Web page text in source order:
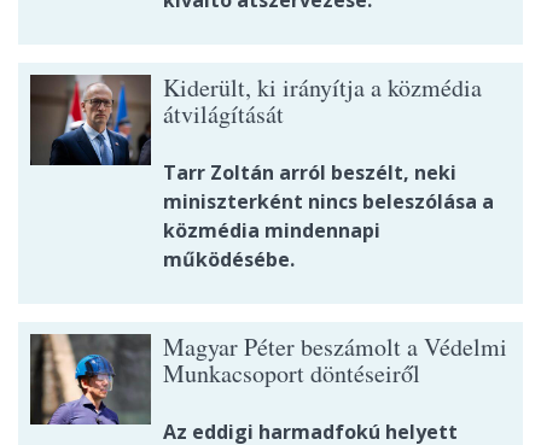
Kiderült, ki irányítja a közmédia
átvilágítását
Tarr Zoltán arról beszélt, neki
miniszterként nincs beleszólása a
közmédia mindennapi
működésébe.
Magyar Péter beszámolt a Védelmi
Munkacsoport döntéseiről
Az eddigi harmadfokú helyett